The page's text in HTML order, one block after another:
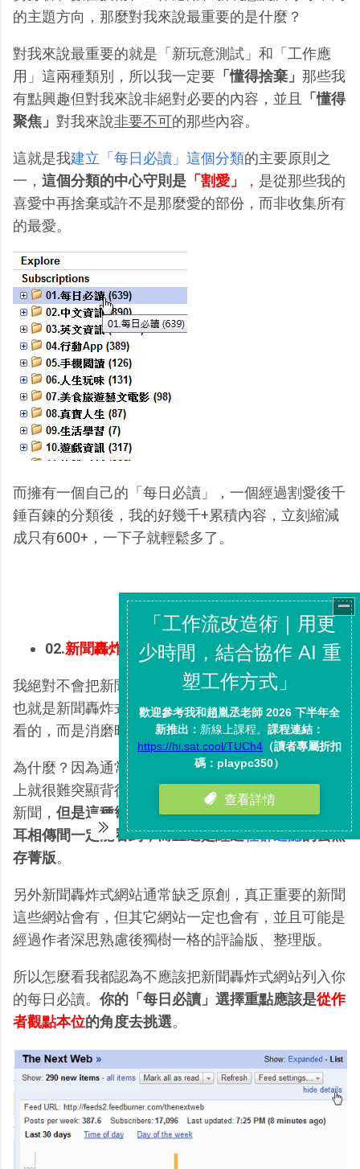
的主題方向，那麼對我來說最重要的是什麼？
對我來說最重要的就是「新玩意測試」和「工作應
用」這兩種類別，所以我一定要 「懂得捨棄」 那些我
有點興趣但對我來說非絕對必要的內容，並且
「懂得
聚焦」 對我來說非要不可的那些內容。
這就是我建立「每日必讀」這個分類的主要原則之
一， 這個分類的中心守則是 「割愛」 ， 是從那些我的
喜愛中再捨棄或許不是那麼愛的部份，而非收集所有
的最愛。
而擁有一個自己的「每日必讀」，一個經過割愛後千
錘百鍊的分類後，我的好幾千+累積內容，立刻縮減
成只有600+，一下子就輕鬆多了。
02.新聞轟炸式的網站不會是重點
我絕對不會把新聞轟炸式的網站列入「每日必讀」，
也就是新聞轟炸式網站的文章無論如何都不是一定要
看的，而是消磨時間時才看。
為什麼？因為通常一天幾十篇以上文章的網站，基本
上就很難突顯背後作者的思想與個性，而容易變成純
新聞， 但是這種純新聞的東西，基本上我們在社群口
耳相傳間一定能看到，而且還是經過社群過濾的去蕪
存菁版。
另外新聞轟炸式網站通常缺乏原創，真正重要的新聞
這些網站會有，但其它網站一定也會有，並且可能是
經過作者深思熟慮後獨樹一格的評論版、整理版。
所以怎麼看我都認為不應該把新聞轟炸式網站列入你
的每日必讀。 你的「每日必讀」選擇重點應該是從作
者觀點本位的角度去挑選。